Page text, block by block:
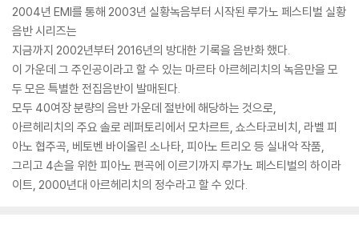
2004년 EMI를 통해 2003년 실황녹음부터 시작된 루가노 페스티벌 실황
음반 시리즈는
지금까지 2002년부터 2016년의 방대한 기록을 음반화 했다.
이 가운데 그 주인공이라고 할 수 있는 마르타 아르헤리치의 녹음만을 모
두 모은 특별한 전집음반이 발매된다.
모두 40여장 분량의 음반 가운데 절반에 해당하는 것으로,
아르헤리치의 주요 솔로 레퍼토리에서 모차르트, 쇼스타코비치, 라벨 피
아노 협주곡, 베토벤 바이올린 소나타, 피아노 트리오 등 실내악 작품,
그리고 4손을 위한 피아노 편곡에 이르기까지 루가노 페스티벌의 하이라
이트, 2000년대 아르헤리치의 정수라고 할 수 있다.